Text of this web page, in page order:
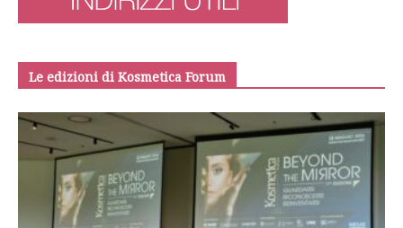
Le edizioni di Kosmetica Forum